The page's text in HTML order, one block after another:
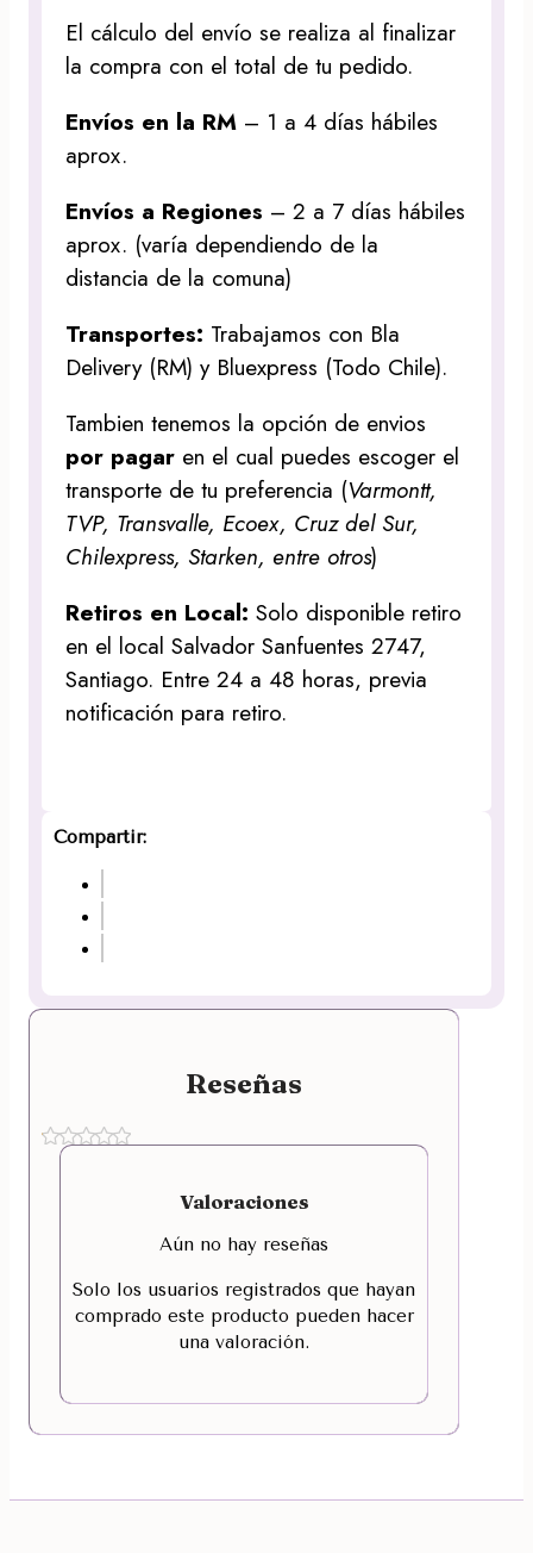
El cálculo del envío se realiza al finalizar
la compra con el total de tu pedido.
Envíos en la RM – 1 a 4 días hábiles
aprox.
Envíos a Regiones – 2 a 7 días hábiles
aprox. (varía dependiendo de la
distancia de la comuna)
Transportes: Trabajamos con Bla
Delivery (RM) y Bluexpress (Todo Chile).
Tambien tenemos la opción de envios
por pagar en el cual puedes escoger el
transporte de tu preferencia (Varmontt,
TVP, Transvalle, Ecoex, Cruz del Sur,
Chilexpress, Starken, entre otros)
Retiros en Local:Solo disponible retiro
en el local Salvador Sanfuentes 2747,
Santiago. Entre 24 a 48 horas, previa
notificación para retiro.
Compartir:
Reseñas
Valoraciones
Aún no hay reseñas
Solo los usuarios registrados que hayan
comprado este producto pueden hacer
una valoración.